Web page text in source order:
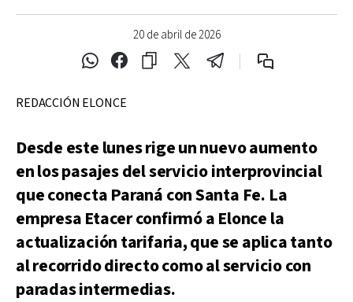
20 de abril de 2026
REDACCIÓN ELONCE
Desde este lunes rige un nuevo aumento
en los pasajes del servicio interprovincial
que conecta Paraná con Santa Fe. La
empresa Etacer confirmó a Elonce la
actualización tarifaria, que se aplica tanto
al recorrido directo como al servicio con
paradas intermedias.